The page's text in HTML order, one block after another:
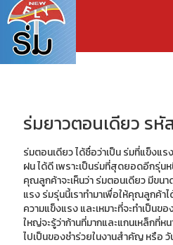
ร่มยาวตอนเดียว รหั
ร่มตอนเดียว ได้ชื่อว่าเป็น ร่มที่แข็งแ
ฝน ได้ดี เพราะเป็นร่มที่สุดยอดอีกรุ่น
คุณลูกค้าจะเห็นว่า ร่มตอนเดียว มีขน
แรง ร่มรุ่นนี้เราทำมาเพื่อให้คุณลูกค้า
ความแข็งแรง และเหมาะที่จะทำเป็น
ใหญ่จะรู้ว่าก้านที่มากและแกนเหล็กที่ห
ไปเป็นของชำร่วยในงานสำคัญ หรือ